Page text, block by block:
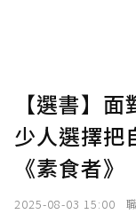
【選書】
少人選擇
《素食者》
2025-08-03 15:00